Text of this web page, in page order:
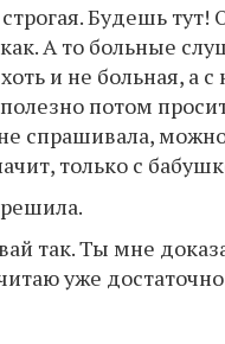
Будешь тут!
А то больные
и не больная, а
потом
спрашивала,
только с
так. Ты мне
уже